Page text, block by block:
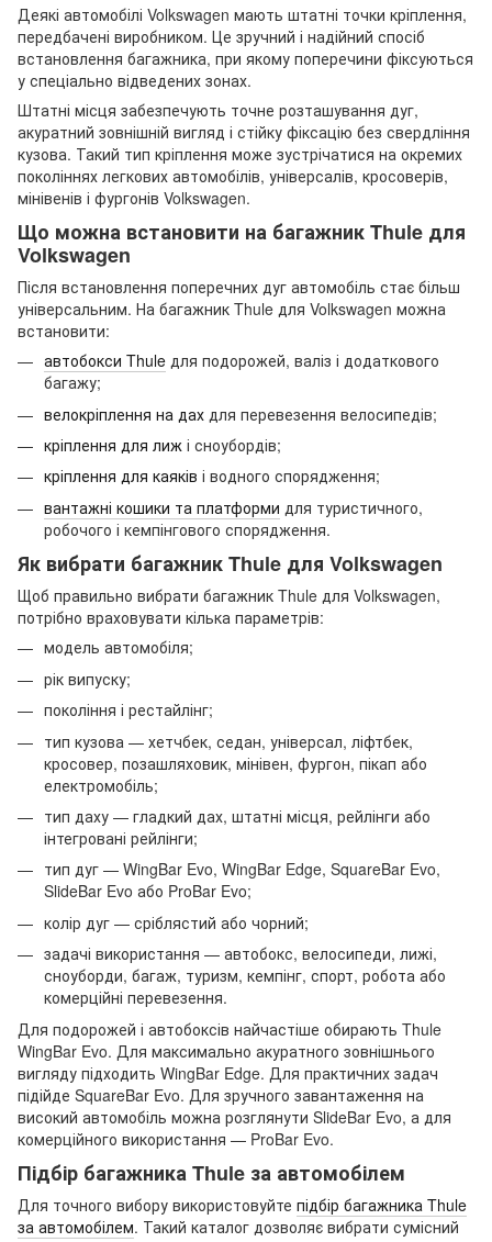
Деякі автомобілі Volkswagen мають штатні точки кріплення,
передбачені виробником. Це зручний і надійний спосіб
встановлення багажника, при якому поперечини фіксуються
у спеціально відведених зонах.
Штатні місця забезпечують точне розташування дуг,
акуратний зовнішній вигляд і стійку фіксацію без свердління
кузова. Такий тип кріплення може зустрічатися на окремих
поколіннях легкових автомобілів, універсалів, кросоверів,
мінівенів і фургонів Volkswagen.
Що можна встановити на багажник Thule для
Volkswagen
Після встановлення поперечних дуг автомобіль стає більш
універсальним. На багажник Thule для Volkswagen можна
встановити:
автобокси Thule для подорожей, валіз і додаткового
багажу;
велокріплення на дах для перевезення велосипедів;
кріплення для лиж і сноубордів;
кріплення для каяків і водного спорядження;
вантажні кошики та платформи для туристичного,
робочого і кемпінгового спорядження.
Як вибрати багажник Thule для Volkswagen
Щоб правильно вибрати багажник Thule для Volkswagen,
потрібно враховувати кілька параметрів:
модель автомобіля;
рік випуску;
покоління і рестайлінг;
тип кузова — хетчбек, седан, універсал, ліфтбек,
кросовер, позашляховик, мінівен, фургон, пікап або
електромобіль;
тип даху — гладкий дах, штатні місця, рейлінги або
інтегровані рейлінги;
тип дуг — WingBar Evo, WingBar Edge, SquareBar Evo,
SlideBar Evo або ProBar Evo;
колір дуг — сріблястий або чорний;
задачі використання — автобокс, велосипеди, лижі,
сноуборди, багаж, туризм, кемпінг, спорт, робота або
комерційні перевезення.
Для подорожей і автобоксів найчастіше обирають Thule
WingBar Evo. Для максимально акуратного зовнішнього
вигляду підходить WingBar Edge. Для практичних задач
підійде SquareBar Evo. Для зручного завантаження на
високий автомобіль можна розглянути SlideBar Evo, а для
комерційного використання — ProBar Evo.
Підбір багажника Thule за автомобілем
Для точного вибору використовуйте підбір багажника Thule
за автомобілем. Такий каталог дозволяє вибрати сумісний